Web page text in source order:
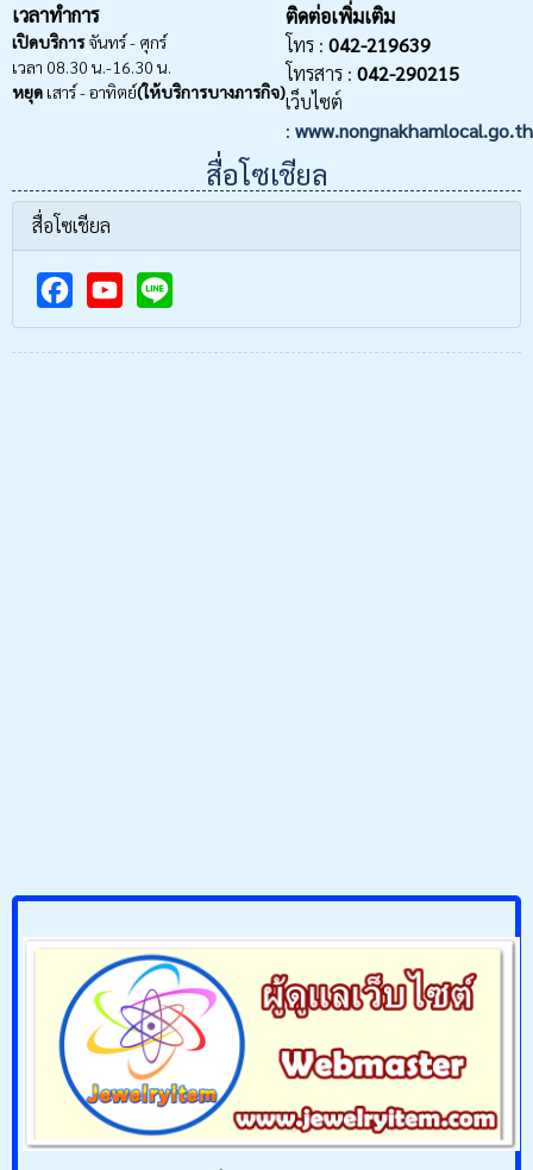
เวลาทำการ
เปิดบริการจันทร์ - ศุกร์
เวลา 08.30 น.-16.30 น.
หยุด เสาร์ - อาทิตย์(ให้บริการบางภารกิจ)
ติดต่อเพิ่มเติม
โทร : 042-219639
โทรสาร : 042-290215
เว็บไซต์
: www.nongnakhamlocal.go.th
สื่อโซเชียล
สื่อโซเชียล
F
a
Y
o